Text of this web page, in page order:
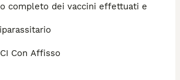
completo dei vaccini effettuati e